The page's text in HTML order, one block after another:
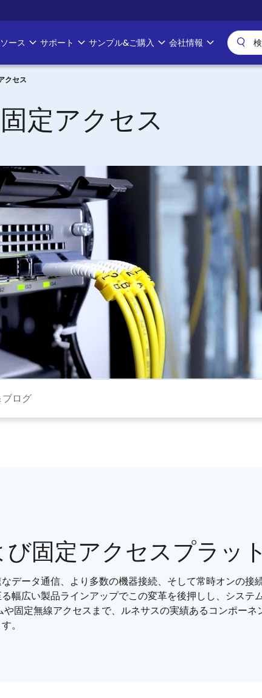
ース サポート サンプル&ご購入 会社情報
クセス
定アクセス
ログ
固定アクセスプラッ
データ通信、より多数の機器接続、そして常時オンの
幅広い製品ラインアップでこの変革を後押しし、シス
固定無線アクセスまで、ルネサスの実績あるコンポー
。